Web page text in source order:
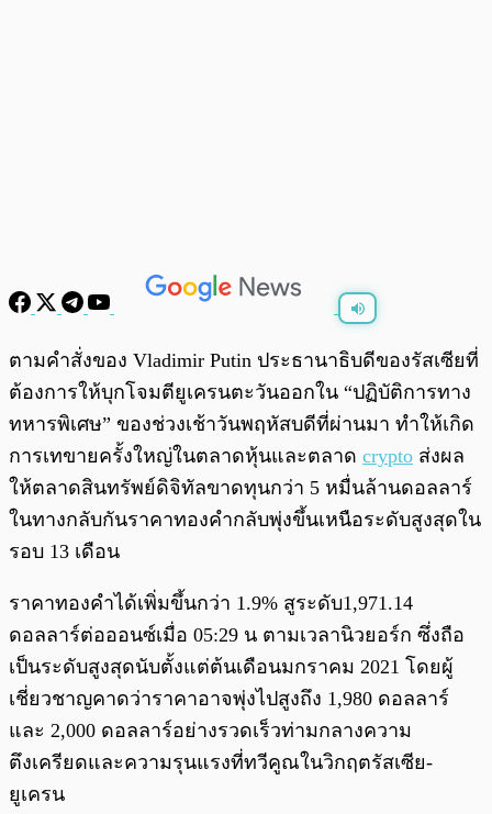
พร้อมเล่น 0:00 /0:00
ตามคำสั่งของ Vladimir Putin ประธานาธิบดีของรัสเซียที่
ต้องการให้บุกโจมตียูเครนตะวันออกใน “ปฏิบัติการทาง
ทหารพิเศษ” ของช่วงเช้าวันพฤหัสบดีที่ผ่านมา ทำให้เกิด
การเทขายครั้งใหญ่ในตลาดหุ้นและตลาด crypto ส่งผล
ให้ตลาดสินทรัพย์ดิจิทัลขาดทุนกว่า 5 หมื่นล้านดอลลาร์
ในทางกลับกันราคาทองคำกลับพุ่งขึ้นเหนือระดับสูงสุดใน
รอบ 13 เดือน
ราคาทองคำได้เพิ่มขึ้นกว่า 1.9% สูระดับ1,971.14
ดอลลาร์ต่อออนซ์เมื่อ 05:29 น ตามเวลานิวยอร์ก ซึ่งถือ
เป็นระดับสูงสุดนับตั้งแต่ต้นเดือนมกราคม 2021 โดยผู้
เชี่ยวชาญคาดว่าราคาอาจพุ่งไปสูงถึง 1,980 ดอลลาร์
และ 2,000 ดอลลาร์อย่างรวดเร็วท่ามกลางความ
ตึงเครียดและความรุนแรงที่ทวีคูณในวิกฤตรัสเซีย-
ยูเครน